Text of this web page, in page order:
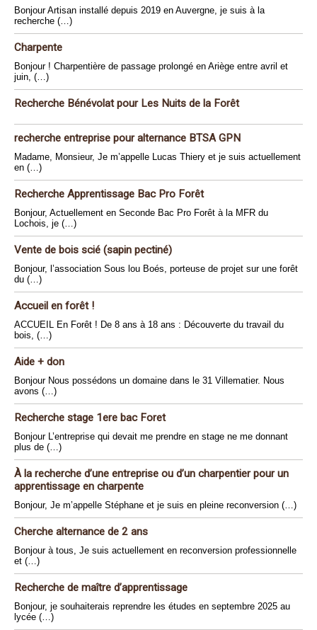
Bonjour Artisan installé depuis 2019 en Auvergne, je suis à la
recherche (…)
Charpente
Bonjour ! Charpentière de passage prolongé en Ariège entre avril et
juin, (…)
Recherche Bénévolat pour Les Nuits de la Forêt
recherche entreprise pour alternance BTSA GPN
Madame, Monsieur, Je m’appelle Lucas Thiery et je suis actuellement
en (…)
Recherche Apprentissage Bac Pro Forêt
Bonjour, Actuellement en Seconde Bac Pro Forêt à la MFR du
Lochois, je (…)
Vente de bois scié (sapin pectiné)
Bonjour, l’association Sous lou Boés, porteuse de projet sur une forêt
du (…)
Accueil en forêt !
ACCUEIL En Forêt ! De 8 ans à 18 ans : Découverte du travail du
bois, (…)
Aide + don
Bonjour Nous possédons un domaine dans le 31 Villematier. Nous
avons (…)
Recherche stage 1ere bac Foret
Bonjour L’entreprise qui devait me prendre en stage ne me donnant
plus de (…)
À la recherche d’une entreprise ou d’un charpentier pour un
apprentissage en charpente
Bonjour, Je m’appelle Stéphane et je suis en pleine reconversion (…)
Cherche alternance de 2 ans
Bonjour à tous, Je suis actuellement en reconversion professionnelle
et (…)
Recherche de maître d’apprentissage
Bonjour, je souhaiterais reprendre les études en septembre 2025 au
lycée (…)